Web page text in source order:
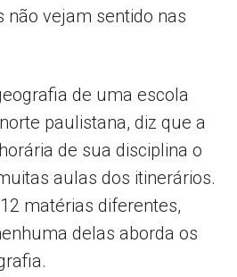
não vejam sentido nas
de uma escola
paulistana, diz que a
de sua disciplina o
aulas dos itinerários.
matérias diferentes,
delas aborda os